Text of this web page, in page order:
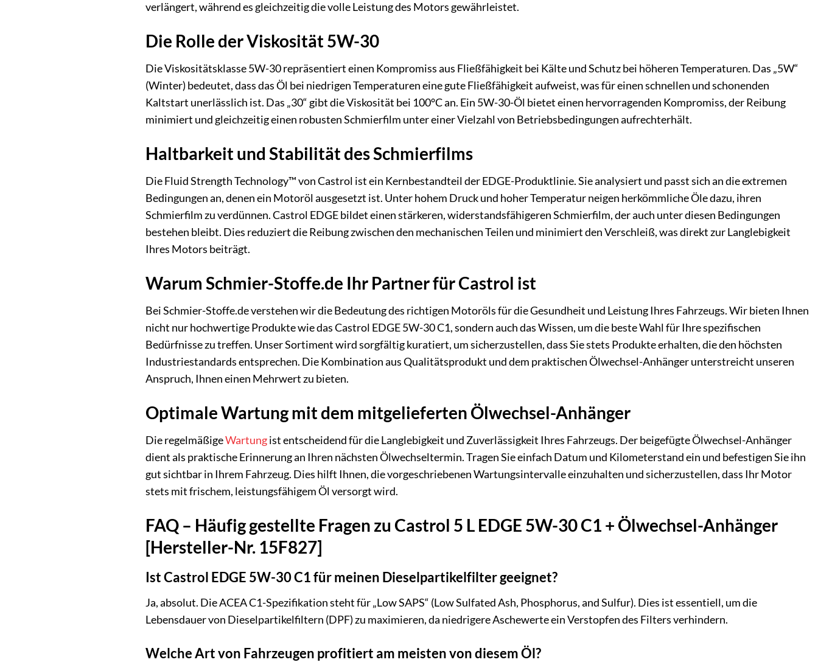
verlängert, während es gleichzeitig die volle Leistung des Motors gewährleistet.
Die Rolle der Viskosität 5W-30
Die Viskositätsklasse 5W-30 repräsentiert einen Kompromiss aus Fließfähigkeit bei Kälte und Schutz bei höheren Temperaturen. Das „5W“
(Winter) bedeutet, dass das Öl bei niedrigen Temperaturen eine gute Fließfähigkeit aufweist, was für einen schnellen und schonenden
Kaltstart unerlässlich ist. Das „30“ gibt die Viskosität bei 100°C an. Ein 5W-30-Öl bietet einen hervorragenden Kompromiss, der Reibung
minimiert und gleichzeitig einen robusten Schmierfilm unter einer Vielzahl von Betriebsbedingungen aufrechterhält.
Haltbarkeit und Stabilität des Schmierfilms
Die Fluid Strength Technology™ von Castrol ist ein Kernbestandteil der EDGE-Produktlinie. Sie analysiert und passt sich an die extremen
Bedingungen an, denen ein Motoröl ausgesetzt ist. Unter hohem Druck und hoher Temperatur neigen herkömmliche Öle dazu, ihren
Schmierfilm zu verdünnen. Castrol EDGE bildet einen stärkeren, widerstandsfähigeren Schmierfilm, der auch unter diesen Bedingungen
bestehen bleibt. Dies reduziert die Reibung zwischen den mechanischen Teilen und minimiert den Verschleiß, was direkt zur Langlebigkeit
Ihres Motors beiträgt.
Warum Schmier-Stoffe.de Ihr Partner für Castrol ist
Bei Schmier-Stoffe.de verstehen wir die Bedeutung des richtigen Motoröls für die Gesundheit und Leistung Ihres Fahrzeugs. Wir bieten Ihnen
nicht nur hochwertige Produkte wie das Castrol EDGE 5W-30 C1, sondern auch das Wissen, um die beste Wahl für Ihre spezifischen
Bedürfnisse zu treffen. Unser Sortiment wird sorgfältig kuratiert, um sicherzustellen, dass Sie stets Produkte erhalten, die den höchsten
Industriestandards entsprechen. Die Kombination aus Qualitätsprodukt und dem praktischen Ölwechsel-Anhänger unterstreicht unseren
Anspruch, Ihnen einen Mehrwert zu bieten.
Optimale Wartung mit dem mitgelieferten Ölwechsel-Anhänger
Die regelmäßigeWartungist entscheidend für die Langlebigkeit und Zuverlässigkeit Ihres Fahrzeugs. Der beigefügte Ölwechsel-Anhänger
dient als praktische Erinnerung an Ihren nächsten Ölwechseltermin. Tragen Sie einfach Datum und Kilometerstand ein und befestigen Sie ihn
gut sichtbar in Ihrem Fahrzeug. Dies hilft Ihnen, die vorgeschriebenen Wartungsintervalle einzuhalten und sicherzustellen, dass Ihr Motor
stets mit frischem, leistungsfähigem Öl versorgt wird.
FAQ – Häufig gestellte Fragen zu Castrol 5 L EDGE 5W-30 C1 + Ölwechsel-Anhänger
[Hersteller-Nr. 15F827]
Ist Castrol EDGE 5W-30 C1 für meinen Dieselpartikelfilter geeignet?
Ja, absolut. Die ACEA C1-Spezifikation steht für „Low SAPS“ (Low Sulfated Ash, Phosphorus, and Sulfur). Dies ist essentiell, um die
Lebensdauer von Dieselpartikelfiltern (DPF) zu maximieren, da niedrigere Aschewerte ein Verstopfen des Filters verhindern.
Welche Art von Fahrzeugen profitiert am meisten von diesem Öl?